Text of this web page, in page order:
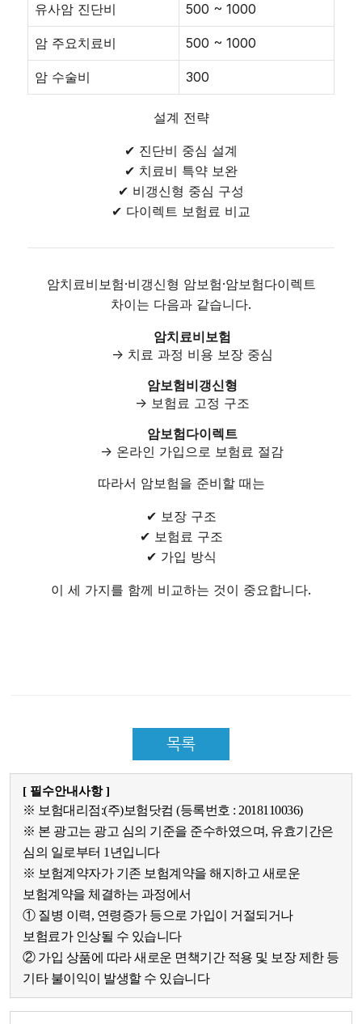
유사암 진단비 500 ~ 1000
암 주요치료비 500 ~ 1000
암 수술비 300
설계 전략
✔ 진단비 중심 설계
✔ 치료비 특약 보완
✔ 비갱신형 중심 구성
✔ 다이렉트 보험료 비교
암치료비보험·비갱신형 암보험·암보험다이렉트
차이는 다음과 같습니다.
암치료비보험
→ 치료 과정 비용 보장 중심
암보험비갱신형
→ 보험료 고정 구조
암보험다이렉트
→ 온라인 가입으로 보험료 절감
따라서 암보험을 준비할 때는
✔ 보장 구조
✔ 보험료 구조
✔ 가입 방식
이 세 가지를 함께 비교하는 것이 중요합니다.
목록
[ 필수안내사항 ]
※ 보험대리점:(주)보험닷컴 (등록번호 : 2018110036)
※ 본 광고는 광고 심의 기준을 준수하였으며, 유효기간은
심의 일로부터 1년입니다
※ 보험계약자가 기존 보험계약을 해지하고 새로운
보험계약을 체결하는 과정에서
① 질병 이력, 연령증가 등으로 가입이 거절되거나
보험료가 인상될 수 있습니다
② 가입 상품에 따라 새로운 면책기간 적용 및 보장 제한 등
기타 불이익이 발생할 수 있습니다